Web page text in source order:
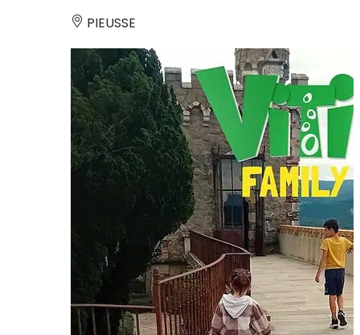
PIEUSSE